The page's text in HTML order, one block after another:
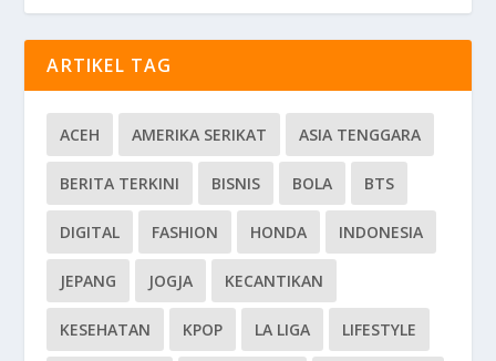
ARTIKEL TAG
ACEH AMERIKA SERIKAT ASIA TENGGARA
BERITA TERKINI BISNIS BOLA BTS
DIGITAL FASHION HONDA INDONESIA
JEPANG JOGJA KECANTIKAN
KESEHATAN KPOP LA LIGA LIFESTYLE